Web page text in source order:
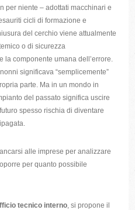
per niente – adottati macchinari e
cicli di formazione e
del cerchio viene attualmente
o di sicurezza
la componente umana dell’errore.
significava “semplicemente”
parte. Ma in un mondo in
del passato significa uscire
spesso rischia di diventare
alle imprese per analizzare
per quanto possibile
tecnico interno, si propone il